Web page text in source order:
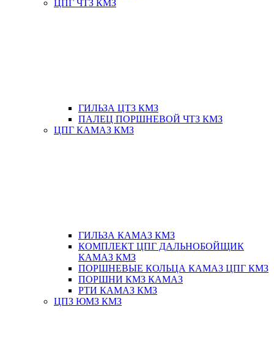
ЦПГ ЧТЗ КМЗ
ГИЛЬЗА ЦТЗ КМЗ
ПАЛЕЦ ПОРШНЕВОЙ ЧТЗ КМЗ
ЦПГ КАМАЗ КМЗ
ГИЛЬЗА КАМАЗ КМЗ
КОМПЛЕКТ ЦПГ ДАЛЬНОБОЙЩИК
КАМАЗ КМЗ
ПОРШНЕВЫЕ КОЛЬЦА КАМАЗ ЦПГ КМЗ
ПОРШНИ КМЗ КАМАЗ
РТИ КАМАЗ КМЗ
ЦПЗ ЮМЗ КМЗ